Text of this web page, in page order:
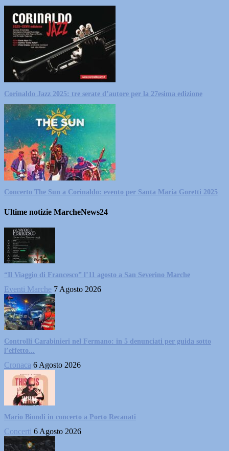
Corinaldo Jazz 2025: tre serate d’autore per la 27esima edizione
Concerto The Sun a Corinaldo: evento per Santa Maria Goretti 2025
Ultime notizie MarcheNews24
“Il Viaggio di Francesco” l’11 agosto a San Severino Marche
Eventi Marche 7 Agosto 2026
Controlli Carabinieri nel Fermano: in 5 denunciati per guida sotto
l’effetto...
Cronaca 6 Agosto 2026
Mario Biondi in concerto a Porto Recanati
Concerti 6 Agosto 2026